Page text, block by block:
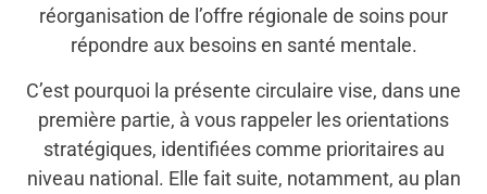
réorganisation de l’offre régionale de soins pour
répondre aux besoins en santé mentale.
C’est pourquoi la présente circulaire vise, dans une
première partie, à vous rappeler les orientations
stratégiques, identifiées comme prioritaires au
niveau national. Elle fait suite, notamment, au plan